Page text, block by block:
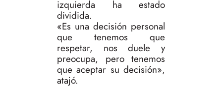
izquierda ha estado
dividida.
«Es una decisión personal
que tenemos que
respetar, nos duele y
preocupa, pero tenemos
que aceptar su decisión»,
atajó.